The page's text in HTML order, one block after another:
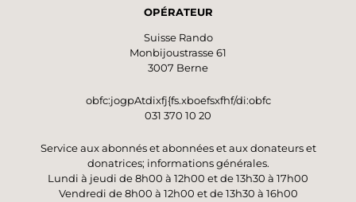
OPÉRATEUR
Suisse Rando
Monbijoustrasse 61
3007 Berne
obfc:jogpAtdixfj{fs.xboefsxfhf/di:obfc
031 370 10 20
Service aux abonnés et abonnées et aux donateurs et
donatrices; informations générales.
Lundi à jeudi de 8h00 à 12h00 et de 13h30 à 17h00
Vendredi de 8h00 à 12h00 et de 13h30 à 16h00